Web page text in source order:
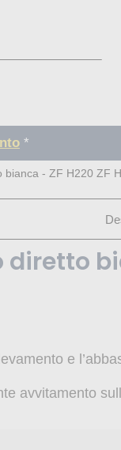
*
bianca - ZF H220 ZF
e
avvitamento